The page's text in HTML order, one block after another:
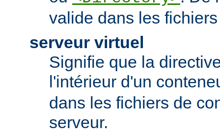
valide dans les
serveur virtuel
Signifie que la
l'intérieur d'un
dans les fichiers de
serveur.